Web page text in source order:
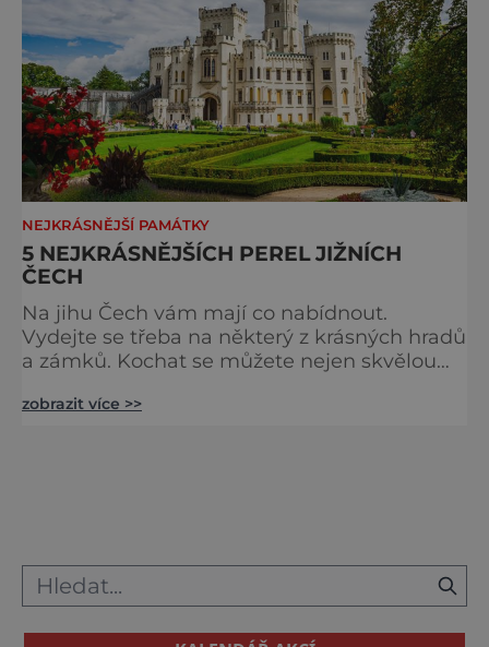
NEJKRÁSNĚJŠÍ PAMÁTKY
5 NEJKRÁSNĚJŠÍCH PEREL JIŽNÍCH
ČECH
Na jihu Čech vám mají co nabídnout.
Vydejte se třeba na některý z krásných hradů
a zámků. Kochat se můžete nejen skvělou
Romantika na Hluboké Zámek Hluboká
zobrazit více >>